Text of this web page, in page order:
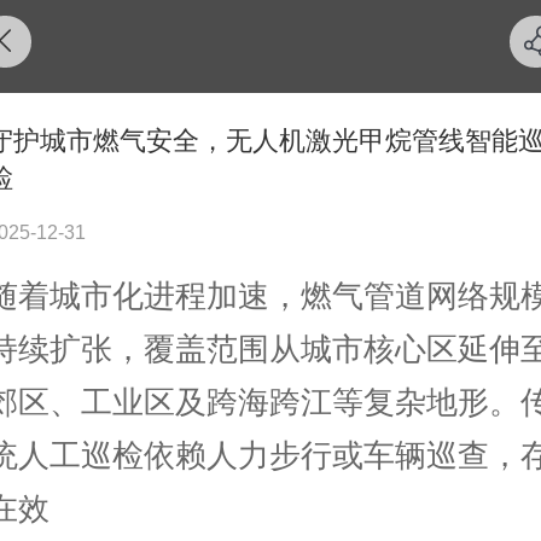
护城市燃气安全，无人机激光甲烷管线智能巡
12-31
着城市化进程加速，燃气管道网络规
续扩张，覆盖范围从城市核心区延伸
区、工业区及跨海跨江等复杂地形。
人工巡检依赖人力步行或车辆巡查，
效